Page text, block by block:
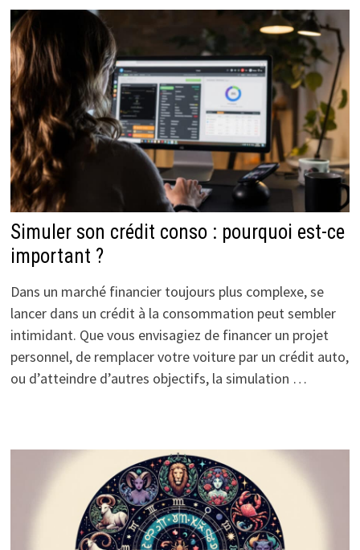
Simuler son crédit conso : pourquoi est-ce
important ?
Dans un marché financier toujours plus complexe, se
lancer dans un crédit à la consommation peut sembler
intimidant. Que vous envisagiez de financer un projet
personnel, de remplacer votre voiture par un crédit auto,
ou d’atteindre d’autres objectifs, la simulation …